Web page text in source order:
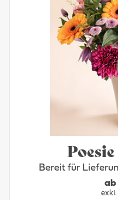
Bereit für
ab